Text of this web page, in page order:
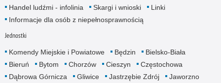
Handel ludźmi - infolinia
Skargi i wnioski
Linki
Informacje dla osób z niepełnosprawnością
Jednostki
Komendy Miejskie i Powiatowe Będzin
Bielsko-Biała
Bieruń
Bytom Chorzów Cieszyn
Częstochowa
Dąbrowa Górnicza
Gliwice Jastrzębie Zdrój
Jaworzno